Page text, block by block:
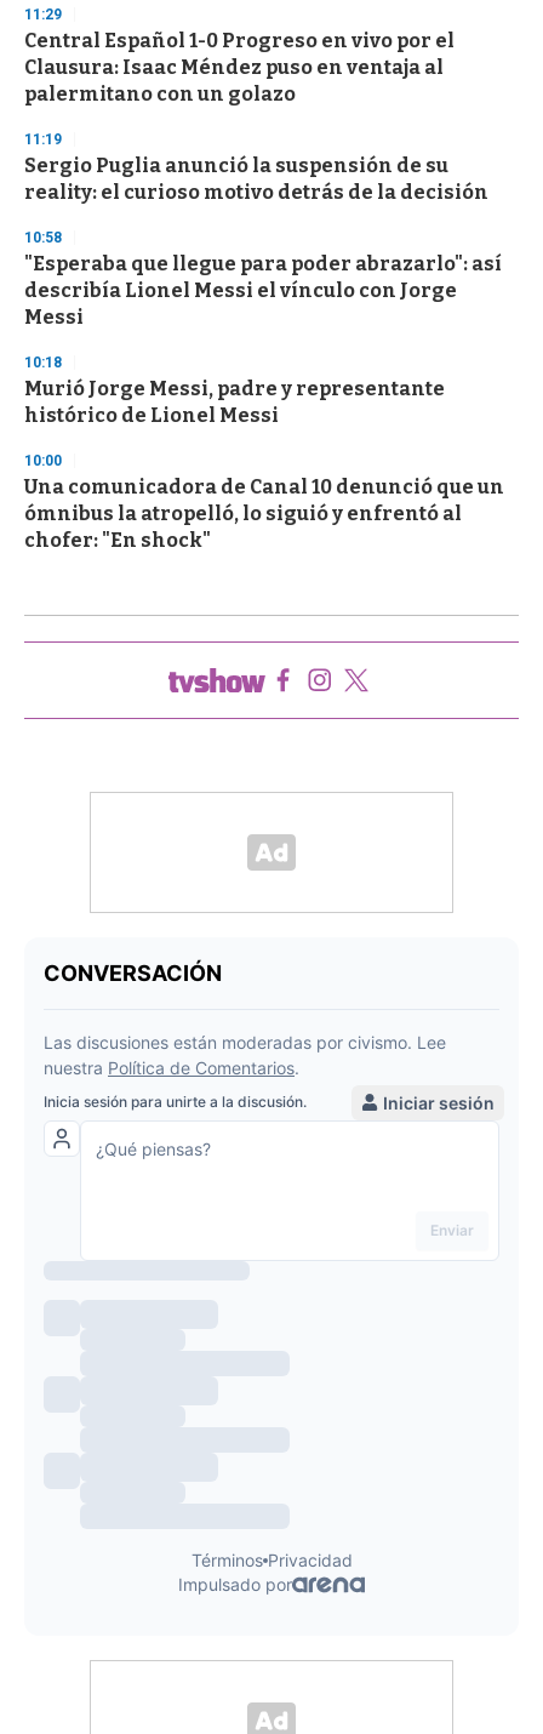
11:29
Central Español 1-0 Progreso en vivo por el
Clausura: Isaac Méndez puso en ventaja al
palermitano con un golazo
11:19
Sergio Puglia anunció la suspensión de su
reality: el curioso motivo detrás de la decisión
10:58
"Esperaba que llegue para poder abrazarlo": así
describía Lionel Messi el vínculo con Jorge
Messi
10:18
Murió Jorge Messi, padre y representante
histórico de Lionel Messi
10:00
Una comunicadora de Canal 10 denunció que un
ómnibus la atropelló, lo siguió y enfrentó al
chofer: "En shock"